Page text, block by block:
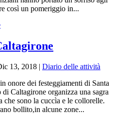
così un pomeriggio in...
13, 2018 | Diario delle attività
onore dei festeggiamenti di Santa
Caltagirone organizza una sagra
sono la cuccìa e le collorelle.
bollito,in alcune zone...